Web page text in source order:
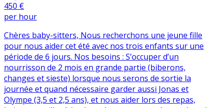
450 €
per hour
Chères baby-sitters, Nous recherchons une jeune fille
pour nous aider cet été avec nos trois enfants sur une
période de 6 jours. Nos besoins : S’occuper d’un
nourrisson de 2 mois en grande partie (biberons,
changes et sieste) lorsque nous serons de sortie la
journée et quand nécessaire garder aussi Jonas et
Olympe (3,5 et 2,5 ans), et nous aider lors des repas,